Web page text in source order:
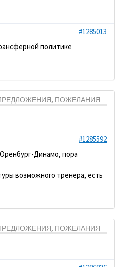
#1285013
политике
ПОЖЕЛАНИЯ
#1285592
Динамо, пора
возможного тренера, есть
ПОЖЕЛАНИЯ